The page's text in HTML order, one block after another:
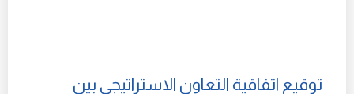
توقيع اتفاقية التعاون الاستراتيجي بين